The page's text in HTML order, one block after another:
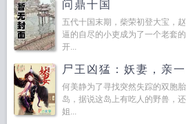
问鼎十国
五代十国末期，柴荣初登大宝，
逼的自尽的小吏成为了一个老套
开...
尸王凶猛：妖妻，亲一
何美静为了寻找突然失踪的双胞
岛，据说这岛上有吃人的野兽，
姐...